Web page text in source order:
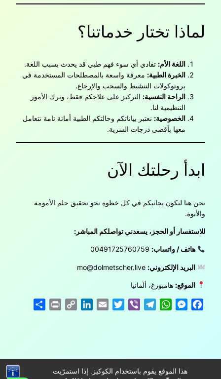
هذا الموقع يقوم باستخدام الكوكيز. إذا استمرّيت
لماذا تختار خدماتنا؟
اللغة الأم: تفادي أي سوء فهم طبي قد يحدث بسبب اللغة.
الخبرة الطبية: معرفة واسعة بالمصطلحات المستخدمة في
بروتوكولات التنشيط والسحب والإرجاع.
الراحة النفسية: التركيز على علاجكم فقط، وترك الأمور
التنظيمية لنا.
الخصوصية: نعتبر بياناتكم وحالتكم الطبية أمانة تامة نتعامل
معها بأقصى درجات السرية.
ابدأ رحلتك الآن
نحن هنا لنكون بجانبكم في كل خطوة نحو تحقيق حلم الأمومة
والأبوة.
للاستفسار أو الحجز، يسعدني تواصلكم المباشر:
هاتف / واتساب:
البريد الإلكتروني: mo@dolmetscher.live
الموقع: هامبورغ، ألمانيا
Facebook
Messenger
WhatsApp
Telegram
Viber
Twitter
Email
LinkedIn
Copy
Print
Dolmetscher.Live
Proudly powered byWordPress